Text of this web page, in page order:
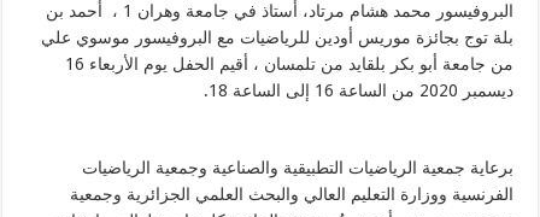
البروفيسور محمد هشام مرتاد، أستاذ في جامعة وهران 1 ، أحمد بن
بلةتوج بجائزة موريس أودين للرياضيات مع البروفيسور موسوي علي
من جامعة أبو بكر بلقايد من تلمسان ، أقيم الحفل يوم الأربعاء 16
ديسمبر 2020 من الساعة 16 إلى الساعة 18.
برعاية جمعية الرياضيات التطبيقية والصناعية وجمعية الرياضيات
الفرنسية ووزارة التعليم العالي والبحث العلمي الجزائرية وجمعية